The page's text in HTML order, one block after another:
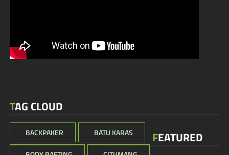
TAG CLOUD
BACKPAKER BATU KARAS FEATURED